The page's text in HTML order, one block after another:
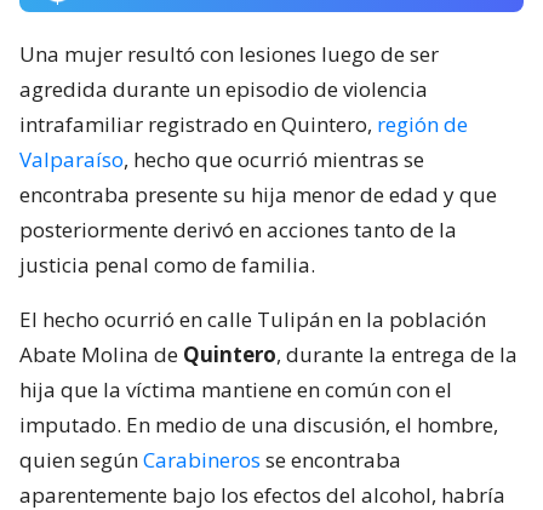
Una mujer resultó con lesiones luego de ser
agredida durante un episodio de violencia
intrafamiliar registrado en Quintero, región de
Valparaíso, hecho que ocurrió mientras se
encontraba presente su hija menor de edad y que
posteriormente derivó en acciones tanto de la
justicia penal como de familia.
El hecho ocurrió en calle Tulipán en la población
Abate Molina de Quintero, durante la entrega de la
hija que la víctima mantiene en común con el
imputado. En medio de una discusión, el hombre,
quien segúnCarabineros se encontraba
aparentemente bajo los efectos del alcohol, habría